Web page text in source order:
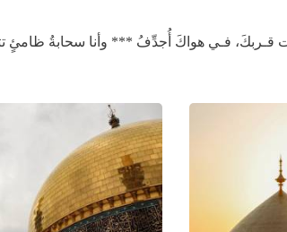
قـربكَ، فـي هواكَ أُجدِّفُ *** وأنا سحابةُ ظامئٍ